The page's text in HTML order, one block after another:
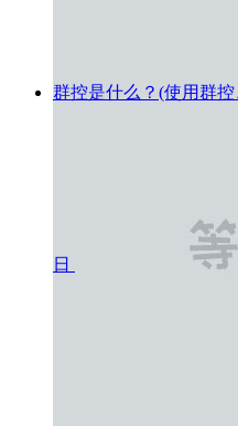
群控是什么？(使用群
日